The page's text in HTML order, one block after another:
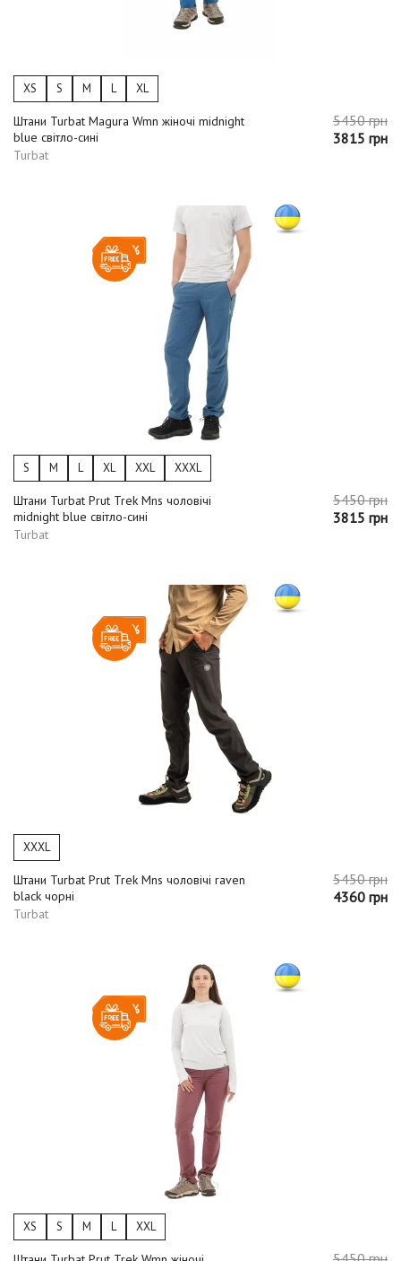
XS S M L XL
Штани Turbat Magura Wmn жіночі midnight
blue світло-сині
Turbat
5450 грн
3815 грн
-30%
S M L XL XXL XXXL
Штани Turbat Prut Trek Mns чоловічі
midnight blue світло-сині
Turbat
5450 грн
3815 грн
-20%
XXXL
Штани Turbat Prut Trek Mns чоловічі raven
black чорні
Turbat
5450 грн
4360 грн
-20%
XS S M L XXL